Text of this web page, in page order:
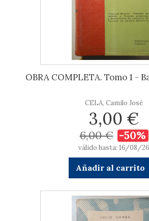
OBRA COMPLETA. Tomo 1 -
CELA, Camilo José
3,00 €
6,00 € -50%
válido hasta: 16/08/26
Añadir al carrito